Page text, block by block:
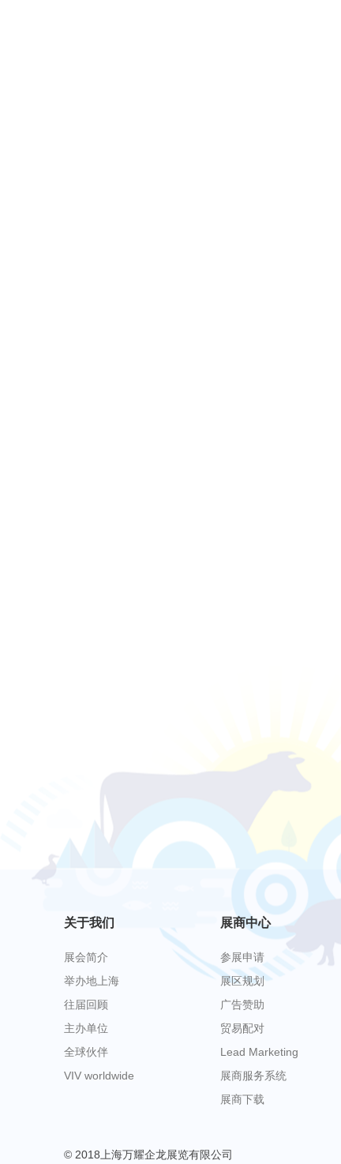
关于我们
展会简介
举办地上海
往届回顾
主办单位
全球伙伴
VIV worldwide
展商中心
参展申请
展区规划
广告赞助
贸易配对
Lead Marketing
展商服务系统
展商下载
© 2018上海万耀企龙展览有限公司